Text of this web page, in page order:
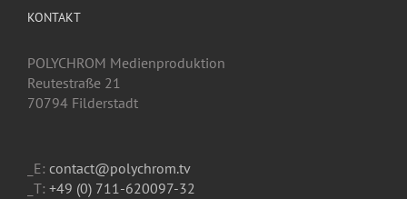
KONTAKT
POLYCHROM Medienproduktion
Reutestraße 21
70794 Filderstadt
_E: contact@polychrom.tv
_T: +49 (0) 711-620097-32